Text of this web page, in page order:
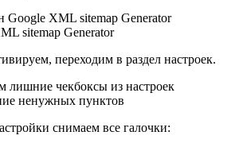
sitemap Generator
переходим в раздел настроек.
ненужных пунктов
снимаем все галочки: